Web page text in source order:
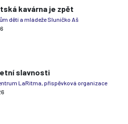
kavárna je zpět
dětí a mládeže Sluníčko Aš
slavnosti
LaRitma, příspěvková organizace